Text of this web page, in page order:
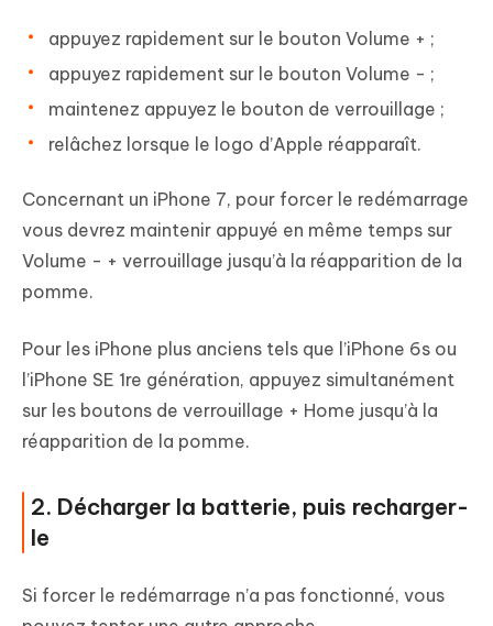
appuyez rapidement sur le bouton Volume + ;
appuyez rapidement sur le bouton Volume - ;
maintenez appuyez le bouton de verrouillage ;
relâchez lorsque le logo d’Apple réapparaît.
Concernant un iPhone 7, pour forcer le redémarrage
vous devrez maintenir appuyé en même temps sur
Volume - + verrouillage jusqu’à la réapparition de la
pomme.
Pour les iPhone plus anciens tels que l’iPhone 6s ou
l’iPhone SE 1re génération, appuyez simultanément
sur les boutons de verrouillage + Home jusqu’à la
réapparition de la pomme.
2. Décharger la batterie, puis recharger-
le
Si forcer le redémarrage n’a pas fonctionné, vous